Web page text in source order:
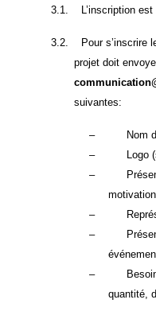
3.1. L’inscription
3.2.
Pour s’inscrire
projet doit
suivantes:
–
Nom
–
Logo
–
–
–
–
quantité,